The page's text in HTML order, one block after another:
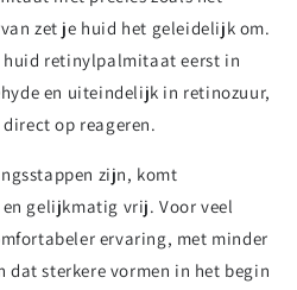
zet je huid het geleidelijk om.
huid retinylpalmitaat eerst in
en uiteindelijk in retinozuur,
op reageren.
zijn, komt
gelijkmatig vrij. Voor veel
ervaring, met minder
sterkere vormen in het begin